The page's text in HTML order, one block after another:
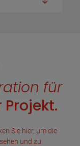
für
Sie hier, um die
und zu